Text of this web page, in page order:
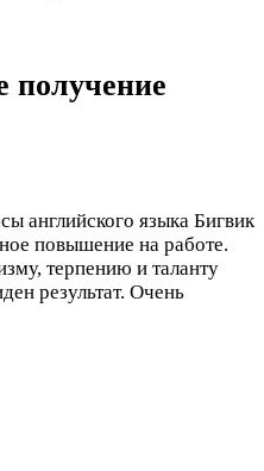
получение
английского языка Бигвик
повышение на работе.
терпению и таланту
результат. Очень